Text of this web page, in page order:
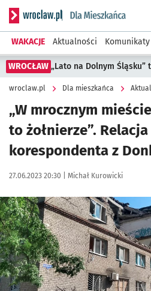
Serwis informacyjny wroclaw.pl
WAKACJE Aktualności Komunikaty
WROCŁAW „Lato na Dolnym Śląsku”
wroclaw.pl Dla mieszkańca
„W mrocznym
to żołnierze”.
korespondenta z
Data publikacji:
27.06.2023 20:30 | Autor:
Michał Kurowicki
Kliknij, aby zobaczyć galerię